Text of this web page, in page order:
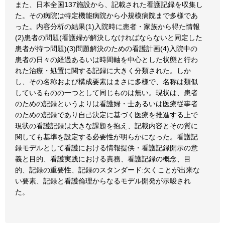
また、日本全国137施設から、記載された看護記録を収集し
た。その病院は特定機能病院から小規模病院まで多様であ
った。内容分析の結果(1)入院時に患者・家族から得た情報
(2)患者の問題(看護婦が解決しなければならないと同定した
患者が持つ問題)(3)問題解決のための看護計画(4)入院中の
患者の日々の経過あるいは時間軸を中心とした状態と行わ
れた治療・処置に関する記録に大きく分類された。しか
し、その名称および構成要素はまさに多様で、名称は類似
しているものの一つとして同じものは無い。現状は、患者
のための記録というよりは看護婦・士あるいは医療従事者
のための記録であり自己決定に基づく医療を推進する上で
現状の看護記録は大きな課題を抱え、記載内容とその質に
関しても基準を設定する必要性が明らかになった。看護記
録モデルとして看護における情報提供・看護記録開示の意
義と目的、看護実践における責務、看護記録の概念、目
的、記録の重要性、記録のスタンダード:欠くことが出来な
い要素、記録と看護倫理からなるモデル開発が示唆され
た。